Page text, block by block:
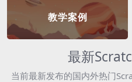
教学案例
最新
当前最新发布的国内外热门